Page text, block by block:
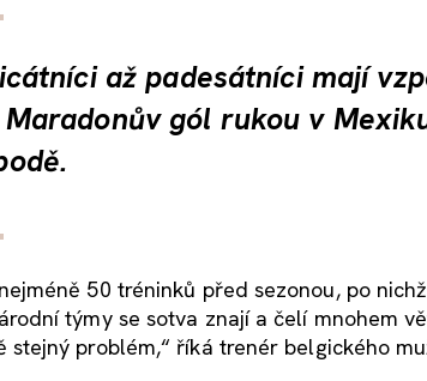
až padesátníci mají
gól rukou v
50 tréninků před sezonou, po
týmy se sotva znají a čelí mnohem
stejný problém,“ říká trenér belgického